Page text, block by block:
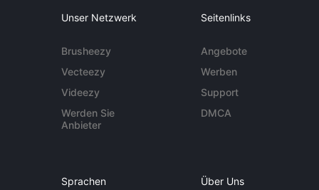
Unser Netzwerk
Brusheezy
Vecteezy
Videezy
Werden Sie
Anbieter
Seitenlinks
Angebote
Werben
Support
DMCA
Sprachen Über Uns